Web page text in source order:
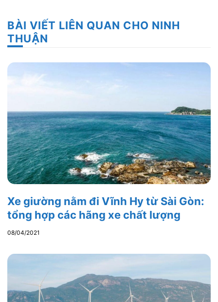
BÀI VIẾT LIÊN QUAN CHO NINH
THUẬN
Xe giường nằm đi Vĩnh Hy từ Sài Gòn:
tổng hợp các hãng xe chất lượng
08/04/2021